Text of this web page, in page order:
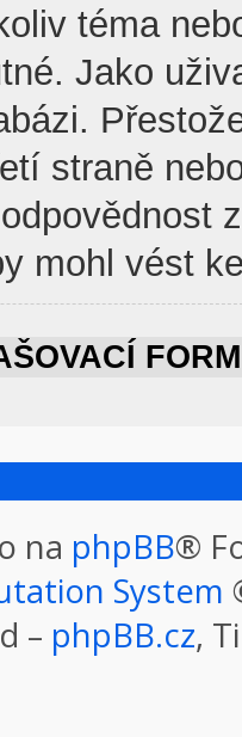
téma
Jako
straně
mohl vést
na phpBB®
System
– phpBB.cz,